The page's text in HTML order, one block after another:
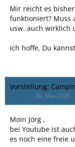
Mir reicht es
funktioniert? Muss
usw. auch wirklich
Ich hoffe, Du
Vorstellung:
30. Mai 2026
Moin Jörg ,
bei Youtube ist
es noch eine freie